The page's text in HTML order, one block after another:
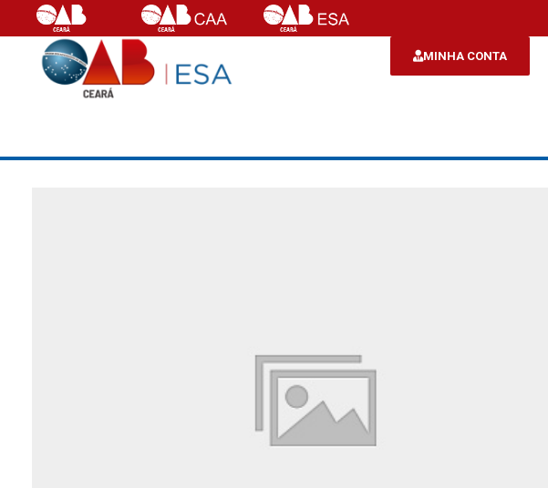
MINHA CONTA